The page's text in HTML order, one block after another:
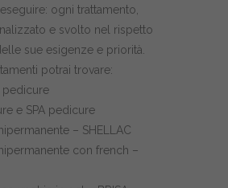
ogni trattamento,
e svolto nel rispetto
sue esigenze e priorità.
potrai trovare:
pedicure
e SPA pedicure
– SHELLAC
con french –